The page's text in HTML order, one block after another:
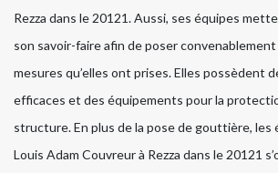
Rezza dans le 20121. Aussi, ses équipes
son savoir-faire afin de poser
mesures qu’elles ont prises. Elles possèdent
efficaces et des équipements pour la
structure. En plus de la pose de gouttière, les
Louis Adam Couvreur à Rezza dans le 20121